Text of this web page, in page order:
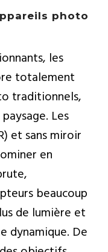
photo
les
totalement
traditionnels,
Les
et sans miroir
en
beaucoup
de lumière et
dynamique. De